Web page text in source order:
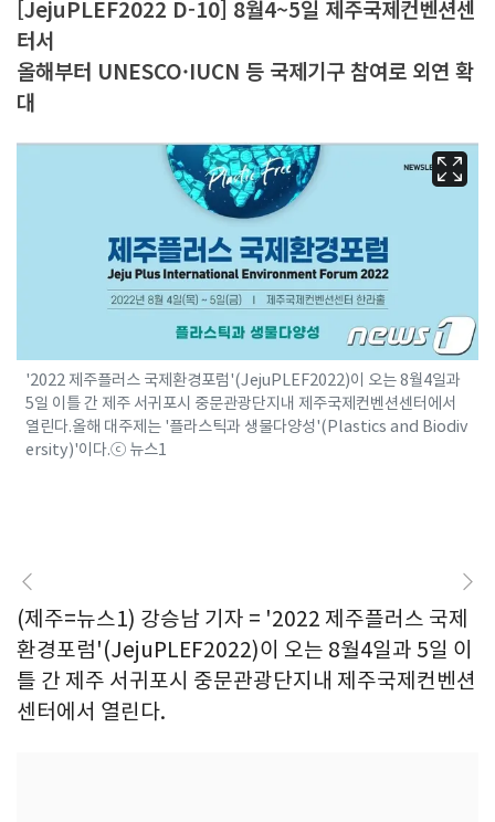
[JejuPLEF2022 D-10] 8월4~5일 제주국제컨벤션센
터서
올해부터 UNESCO·IUCN 등 국제기구 참여로 외연 확
대
'2022 제주플러스 국제환경포럼'(JejuPLEF2022)이 오는 8월4일과
5일 이틀 간 제주 서귀포시 중문관광단지내 제주국제컨벤션센터에서
열린다.올해 대주제는 '플라스틱과 생물다양성'(Plastics and Biodiv
ersity)'이다.ⓒ 뉴스1
(제주=뉴스1) 강승남 기자 = '2022 제주플러스 국제
환경포럼'(JejuPLEF2022)이 오는 8월4일과 5일 이
틀 간 제주 서귀포시 중문관광단지내 제주국제컨벤션
센터에서 열린다.